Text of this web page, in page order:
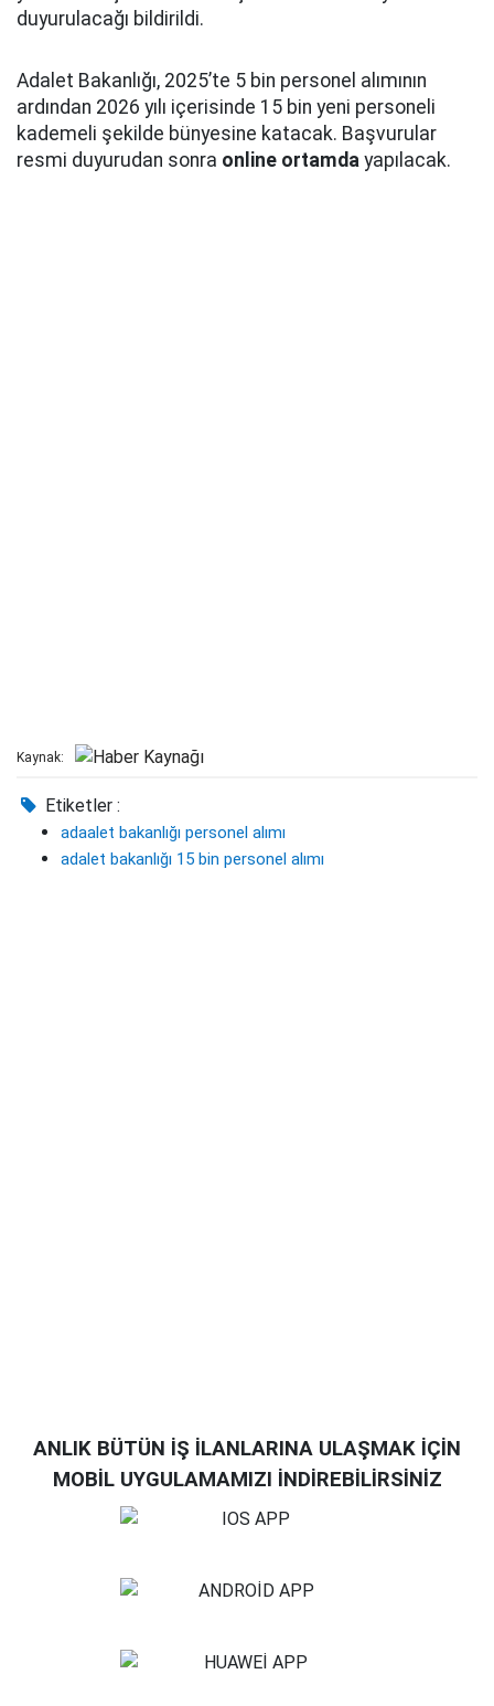
duyurulacağı bildirildi.
Adalet Bakanlığı, 2025’te 5 bin personel alımının
ardından 2026 yılı içerisinde 15 bin yeni personeli
kademeli şekilde bünyesine katacak. Başvurular
resmi duyurudan sonra online ortamda yapılacak.
Kaynak:
Etiketler :
adaalet bakanlığı personel alımı
adalet bakanlığı 15 bin personel alımı
ANLIK BÜTÜN İŞ İLANLARINA ULAŞMAK İÇİN
MOBİL UYGULAMAMIZI İNDİREBİLİRSİNİZ